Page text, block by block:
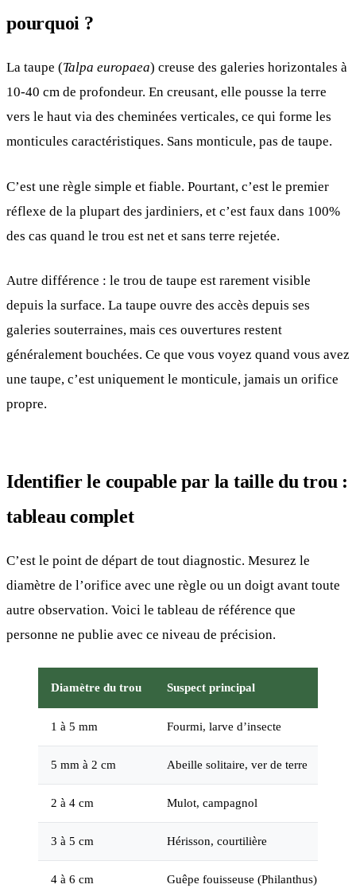
pourquoi ?
La taupe (Talpa europaea) creuse des galeries horizontales à
10-40 cm de profondeur. En creusant, elle pousse la terre
vers le haut via des cheminées verticales, ce qui forme les
monticules caractéristiques. Sans monticule, pas de taupe.
C’est une règle simple et fiable. Pourtant, c’est le premier
réflexe de la plupart des jardiniers, et c’est faux dans 100%
des cas quand le trou est net et sans terre rejetée.
Autre différence : le trou de taupe est rarement visible
depuis la surface. La taupe ouvre des accès depuis ses
galeries souterraines, mais ces ouvertures restent
généralement bouchées. Ce que vous voyez quand vous avez
une taupe, c’est uniquement le monticule, jamais un orifice
propre.
Identifier le coupable par la taille du trou :
tableau complet
C’est le point de départ de tout diagnostic. Mesurez le
diamètre de l’orifice avec une règle ou un doigt avant toute
autre observation. Voici le tableau de référence que
personne ne publie avec ce niveau de précision.
Diamètre du trou Suspect principal
1 à 5 mm Fourmi, larve d’insecte
5 mm à 2 cm Abeille solitaire, ver de terre
2 à 4 cm Mulot, campagnol
3 à 5 cm Hérisson, courtilière
4 à 6 cm Guêpe fouisseuse (Philanthus)